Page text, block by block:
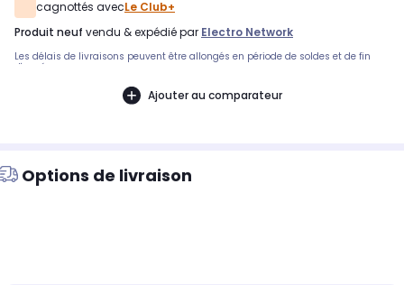
cagnottés avecLe Club+
produit neuf vendu & expédié par Electro Network
Les délais de livraisons peuvent être allongés en période de soldes et de fin
d'année.
Ajouter au comparateur
Options de livraison